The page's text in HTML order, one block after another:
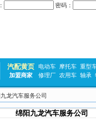
密码：
汽配黄页 电动车 摩托车 重型
加盟商家
修理厂 农用车 轴承
龙汽车服务公司
绵阳九龙汽车服务公司